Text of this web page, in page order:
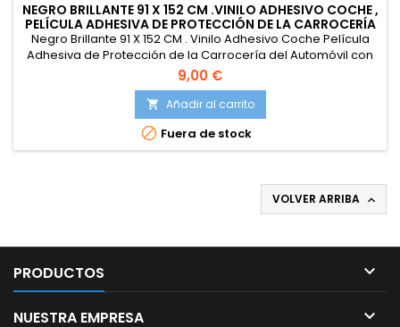
NEGRO BRILLANTE 91 X 152 CM .VINILO ADHESIVO COCHE ,
PELÍCULA ADHESIVA DE PROTECCIÓN DE LA CARROCERÍA
Negro Brillante 91 X 152 CM . Vinilo Adhesivo Coche Película
Adhesiva de Protección de la Carrocería del Automóvil con
Tecnología de Liberación de Aire Película de Vinilo para
Automóvil
9,00 €
 Añadir al carrito
 Fuera de stock
VOLVER ARRIBA 
PRODUCTOS 
NUESTRA EMPRESA 